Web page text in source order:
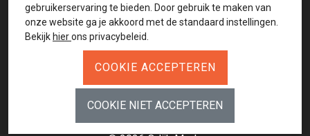
gebruikerservaring te bieden. Door gebruik te maken van
onze website ga je akkoord met de standaard instellingen.
Bekijk hierons privacybeleid.